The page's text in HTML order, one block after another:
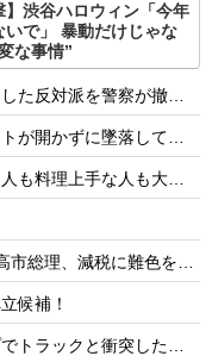
】渋谷ハロウィン「今年
いで」 暴動だけじゃな
な事情”
を警察が撤去しました！
かずに墜落してしまう。
俺が料理する、片付けまで全部やるって言うと嫁がヒスって困る
る玉木代表らを「煽りまくるwwwww」
候補！
衝突したドラレコが（ノ∇`）